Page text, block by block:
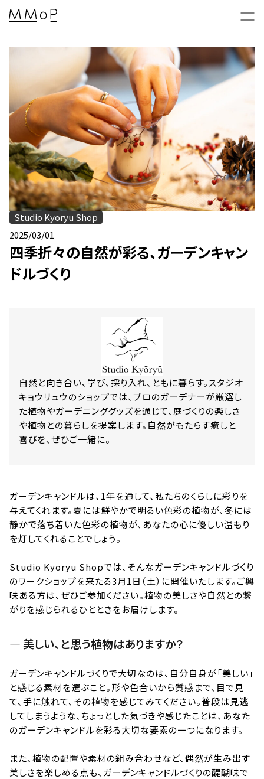
新着情報 & 特集コラム
News & Columns
MMoPの映画上映会
MMoP CINEMA
MMoP店舗のトピックス
Topics
ショップ & レストラン情報
スペシャルコラム
around MMoP
アクセス情報
各種お問い合わせ
Contact
｜ EN
特定商取引に基づく表記について
Studio Kyoryu Shop
2025/03/01
四季折々の自然が彩る、ガーデンキャン
ドルづくり
自然と向き合い、学び、採り入れ、ともに暮らす。スタジオ
キョウリュウのショップでは、プロのガーデナーが厳選し
た植物やガーデニンググッズを通じて、庭づくりの楽しさ
や植物との暮らしを提案します。自然がもたらす癒しと
喜びを、ぜひご一緒に。
ガーデンキャンドルは、1年を通して、私たちのくらしに彩りを
与えてくれます。夏には鮮やかで明るい色彩の植物が、冬には
静かで落ち着いた色彩の植物が、あなたの心に優しい温もり
を灯してくれることでしょう。
Studio Kyoryu Shopでは、そんなガーデンキャンドルづくり
のワークショップを来たる3月1日（土）に開催いたします。ご興
味ある方は、ぜひご参加ください。植物の美しさや自然との繋
がりを感じられるひとときをお届けします。
— 美しい、と思う植物はありますか？
ガーデンキャンドルづくりで大切なのは、自分自身が「美しい」
と感じる素材を選ぶこと。形や色合いから質感まで、目で見
て、手に触れて、その植物を感じてみてください。普段は見逃
してしまうような、ちょっとした気づきや感じたことは、あなた
のガーデンキャンドルを彩る大切な要素の一つになります。
また、植物の配置や素材の組み合わせなど、偶然が生み出す
美しさを楽しめる点も、ガーデンキャンドルづくりの醍醐味で